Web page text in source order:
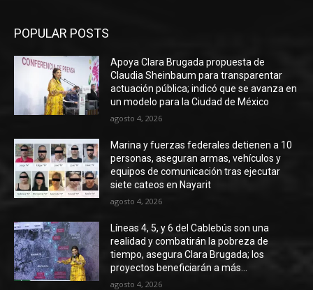
POPULAR POSTS
Apoya Clara Brugada propuesta de
Claudia Sheinbaum para transparentar
actuación pública; indicó que se avanza en
un modelo para la Ciudad de México
agosto 4, 2026
Marina y fuerzas federales detienen a 10
personas, aseguran armas, vehículos y
equipos de comunicación tras ejecutar
siete cateos en Nayarit
agosto 4, 2026
Líneas 4, 5, y 6 del Cablebús son una
realidad y combatirán la pobreza de
tiempo, asegura Clara Brugada; los
proyectos beneficiarán a más...
agosto 4, 2026